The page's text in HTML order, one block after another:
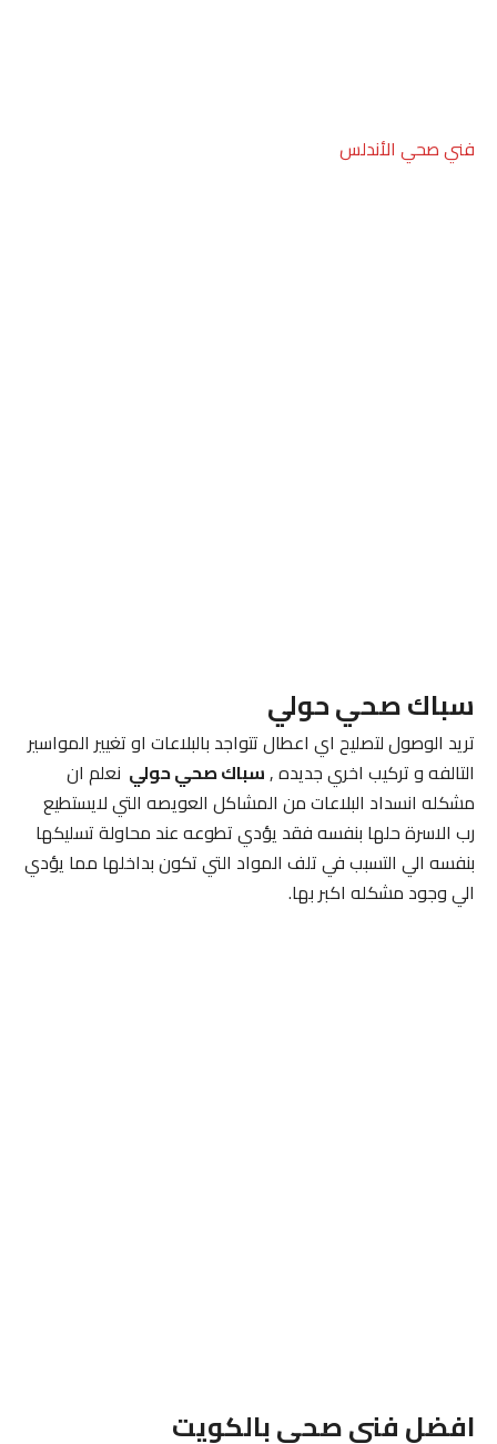
فني صحي الأندلس
سباك صحي حولي
تريد الوصول لتصليح اي اعطال تتواجد بالبلاعات او تغيير المواسير
التالفه و تركيب اخري جديده ,سباك صحي حولينعلم ان
مشكله انسداد البلاعات من المشاكل العويصه التي لايستطيع
رب الاسرة حلها بنفسه فقد يؤدي تطوعه عند محاولة تسليكها
بنفسه الي التسبب في تلف المواد التي تكون بداخلها مما يؤدي
الي وجود مشكله اكبر بها.
افضل فنى صحى بالكويت